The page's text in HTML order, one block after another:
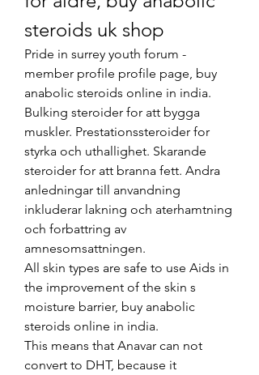
steroids uk shop
Pride in surrey youth forum -
member profile profile page, buy
anabolic steroids online in india.
Bulking steroider for att bygga
muskler. Prestationssteroider for
styrka och uthallighet. Skarande
steroider for att branna fett. Andra
anledningar till anvandning
inkluderar lakning och aterhamtning
och forbattring av
amnesomsattningen.
All skin types are safe to use Aids in
the improvement of the skin s
moisture barrier, buy anabolic
steroids online in india.
This means that Anavar can not
convert to DHT, because it